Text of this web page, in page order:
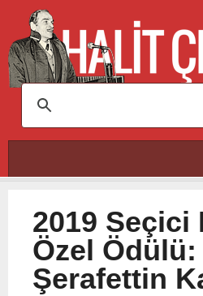
Ana içeriğe atla
2019 Seçici
Özel Ödülü:
Şerafettin